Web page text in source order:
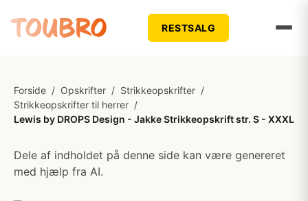
RESTSALG
Forside / Opskrifter / Strikkeopskrifter /
Strikkeopskrifter til herrer /
Lewis by DROPS Design - Jakke Strikkeopskrift str. S - XXXL
Dele af indholdet på denne side kan være genereret
med hjælp fra AI.